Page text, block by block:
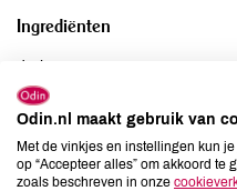
Ingrediënten
Allergenen
Aardnoten
Odin.nl maakt gebruik van
Met de vinkjes en instellingen kun
op “Accepteer alles” om akkoord te
zoals beschreven in onze